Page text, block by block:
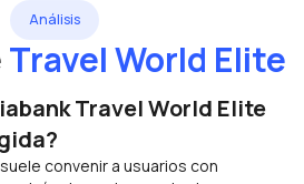
Análisis
Travel World Elite
Travel World Elite
convenir a usuarios con